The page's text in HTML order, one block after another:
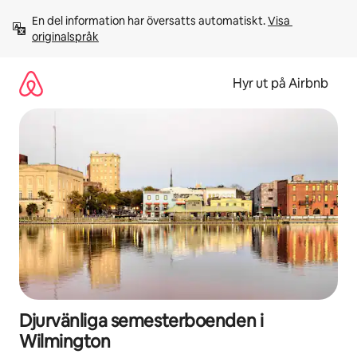
innehåll
En del information har översatts automatiskt. Visa
originalspråk
Hyr ut på Airbnb
Djurvänliga semesterboenden i
Wilmington